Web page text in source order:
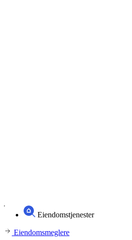
Eiendomstjenester
Eiendomsmeglere